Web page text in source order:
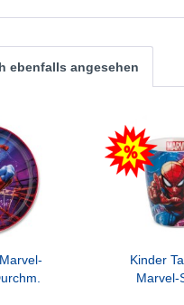
ebenfalls angesehen
Kinder
Marvel-